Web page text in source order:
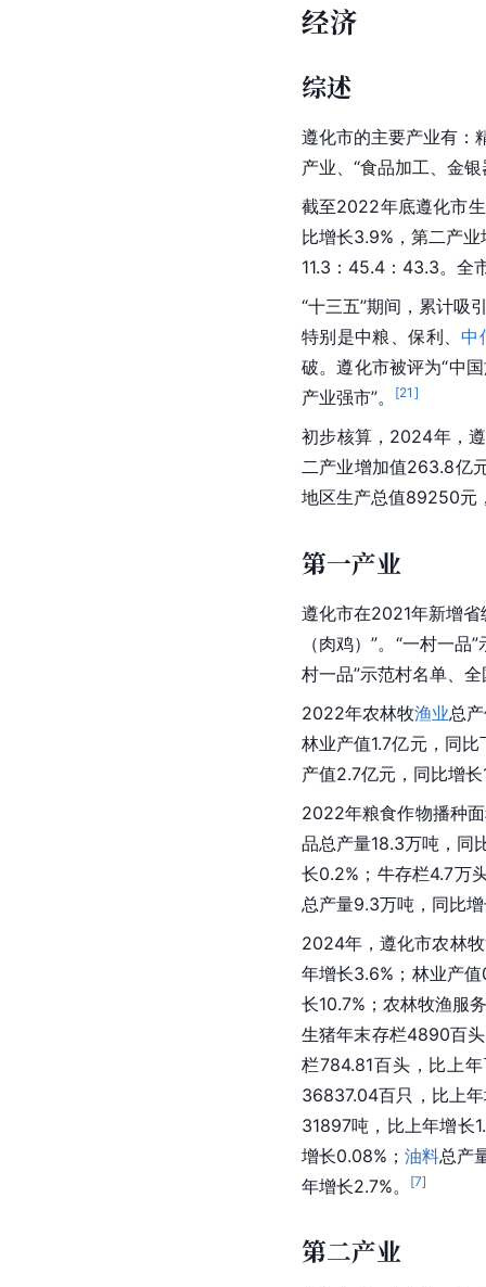
经济
综述
遵化市的主要产业有：
产业、“食品加工、金
截至2022年底遵化市
比增长3.9%， 第二产业
11.3：45.4：43.3。全
“十三五”期间，累计吸
特别是中粮、保利、中
破。遵化市被评为“中
产业强市”。
[21 ]
初步核算，2024年，
二产业增加值263.8亿
地区生产总值89250元
第一产业
遵化市在2021年新增
（肉鸡）”。“一村一
村一品”示范村名单、
2022年农林牧渔业总
林业产值1.7亿元，同
产值2.7亿元，同比增长
2022年粮食作物播种
品总产量18.3万吨，同
长0.2%；牛存栏4.7万
总产量9.3万吨，同比
2024年，遵化市农林牧
年增长3.6%；林业产
长10.7%；农林牧渔服
生猪年末存栏4890百
栏784.81百头，比上
36837.04百只，比上
31897吨，比上年增长
增长0.08%；油料总产
年增长2.7%。
[7]
第二产业